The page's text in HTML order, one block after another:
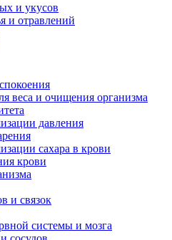
и укусов
и отравлений
веса и очищения организма
давления
сахара в крови
крови
и связок
системы и мозга